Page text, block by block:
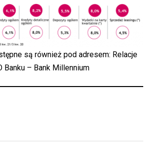
są również pod adresem: Relacje
Banku – Bank Millennium